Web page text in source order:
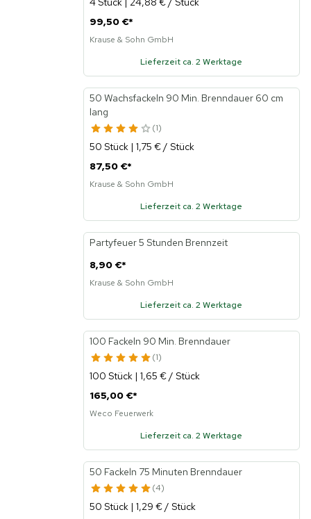
99,50 €*
Krause & Sohn GmbH
Lieferzeit ca. 2 Werktage
50 Wachsfackeln 90 Min. Brenndauer 60 cm
lang
1
50 Stück | 1,75 € / Stück
87,50 €*
Krause & Sohn GmbH
Lieferzeit ca. 2 Werktage
Partyfeuer 5 Stunden Brennzeit
8,90 €*
Krause & Sohn GmbH
Lieferzeit ca. 2 Werktage
100 Fackeln 90 Min. Brenndauer
1
100 Stück | 1,65 € / Stück
165,00 €*
Weco Feuerwerk
Lieferzeit ca. 2 Werktage
50 Fackeln 75 Minuten Brenndauer
4
50 Stück | 1,29 € / Stück